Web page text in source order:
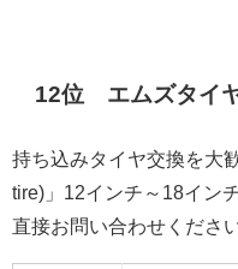
12位 エムズタイ
持ち込みタイヤ交換を大
tire)」12インチ～18イン
直接お問い合わせください